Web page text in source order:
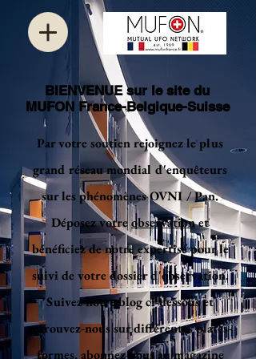
BIENVENUE sur le site du
MUFON France-Belgique-Suisse
Par votre soutien rejoignez le plus
grand réseau mondial d'enquêteurs
sur les phénomènes OVNI / Pan.
Déposez votreobservationet
bénéficiez de notre expertise pour le
suivi de votre dossier d'observation.
Suivez notre blog ci-dessous et
retrouvez-nous sur différentes plates-
formes, abonnez-vous au magazine